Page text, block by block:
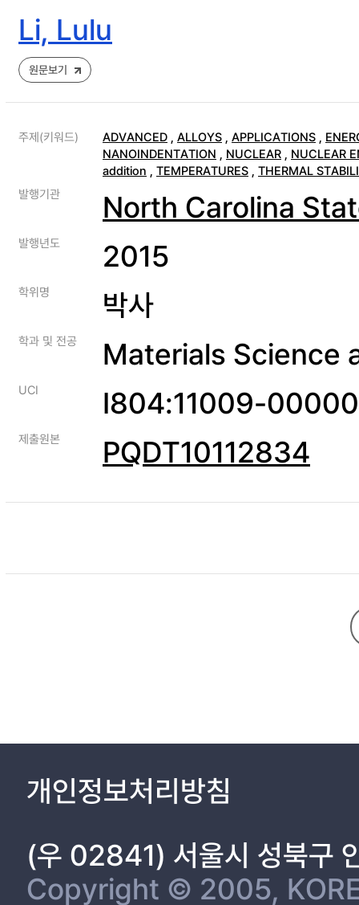
Li, Lulu
원문보기
주제(키워드) ADVANCED , ALLOYS , APPLICATIONS ,
NANOINDENTATION , NUCLEAR , NUCLEAR
addition , TEMPERATURES , THERMAL
발행기관
North Carolina
발행년도 2015
학위명 박사
학과 및 전공 Materials Science
UCI I804:11009-
제출원본 PQDT10112834
개인정보처리방침
(우 02841) 서울시 성북구
Copyright © 2005,